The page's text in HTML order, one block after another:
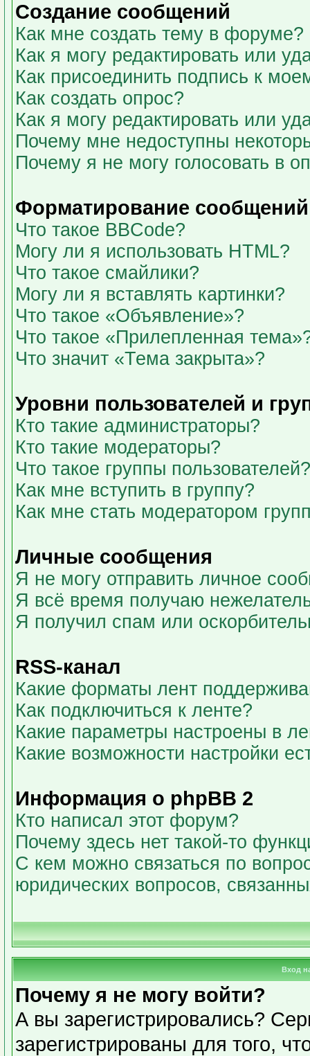
Создание сообщений
Как мне создать тему в форуме?
Как я могу редактировать или
Как присоединить подпись к
Как создать опрос?
Как я могу редактировать или
Почему мне недоступны
Почему я не могу голосовать в
Форматирование
Что такое BBCode?
Могу ли я использовать HTML?
Что такое смайлики?
Могу ли я вставлять картинки?
Что такое «Объявление»?
Что такое «Прилепленная
Что значит «Тема закрыта»?
Уровни пользователей и
Кто такие администраторы?
Кто такие модераторы?
Что такое группы пользователей?
Как мне вступить в группу?
Как мне стать модератором
Личные сообщения
Я не могу отправить личное
Я всё время получаю
Я получил спам или
RSS-канал
Какие форматы лент
Как подключиться к ленте?
Какие параметры настроены в
Какие возможности настройки
Информация о phpBB 2
Кто написал этот форум?
Почему здесь нет такой-то
С кем можно связаться по
юридических вопросов,
Вход
Почему я не могу войти?
А вы зарегистрировались?
зарегистрированы для того,